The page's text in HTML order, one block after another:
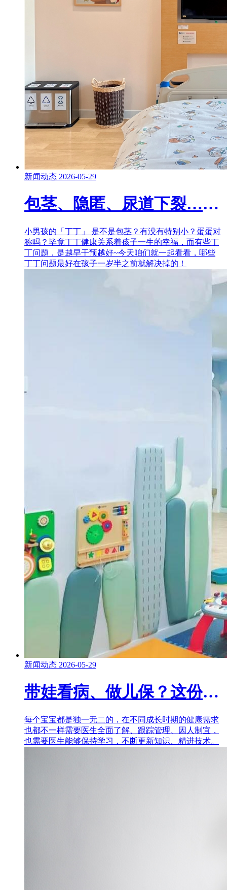
新闻动态 2026-05-29
包茎、隐匿、尿道下裂……小男孩这些丁丁问题，别错过佳治疗期！
小男孩的「丁丁」 是不是包茎？有没有特别小？蛋蛋对
称吗？毕竟丁丁健康关系着孩子一生的幸福，而有些丁
丁问题，是越早干预越好~今天咱们就一起看看，哪些
丁丁问题最好在孩子一岁半之前就解决掉的！
新闻动态 2026-05-29
带娃看病、做儿保？这份「儿科医生选择指南」很有用！
每个宝宝都是独一无二的，在不同成长时期的健康需求
也都不一样需要医生全面了解、跟踪管理、因人制宜，
也需要医生能够保持学习，不断更新知识、精进技术。